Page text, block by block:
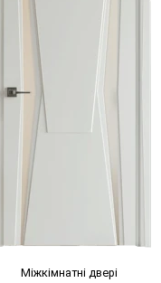
Міжкімнатні двері